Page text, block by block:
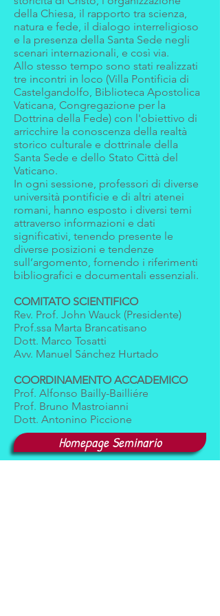
della Chiesa, il rapporto tra scienza,
natura e fede, il dialogo interreligioso
e la presenza della Santa Sede negli
scenari internazionali, e così via.
Allo stesso tempo sono stati realizzati
tre incontri in loco (Villa Pontificia di
Castelgandolfo, Biblioteca Apostolica
Vaticana, Congregazione per la
Dottrina della Fede) con l'obiettivo di
arricchire la conoscenza della realtà
storico culturale e dottrinale della
Santa Sede e dello Stato Città del
Vaticano.
In ogni sessione, professori di diverse
università pontificie e di altri atenei
romani, hanno esposto i diversi temi
attraverso informazioni e dati
significativi, tenendo presente le
diverse posizioni e tendenze
sull’argomento, fornendo i riferimenti
bibliografici e documentali essenziali.
COMITATO SCIENTIFICO
Rev. Prof. John Wauck (Presidente)
Prof.ssa Marta Brancatisano
Dott. Marco Tosatti
Avv. Manuel Sánchez Hurtado
COORDINAMENTO ACCADEMICO
Prof. Alfonso Bailly-Bailliére
Prof. Bruno Mastroianni
Dott. Antonino Piccione
Homepage Seminario